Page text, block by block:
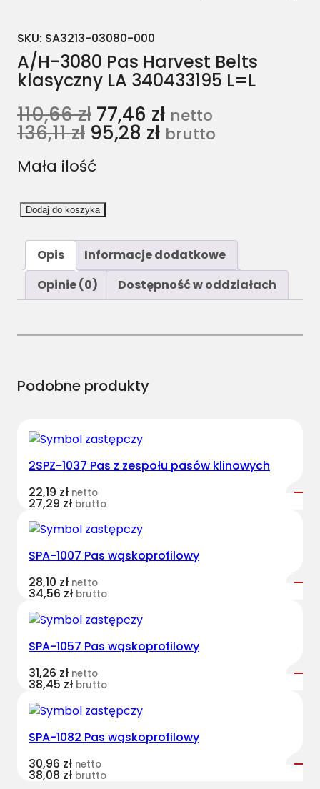
SKU: SA3213-03080-000
A/H-3080 Pas Harvest Belts
klasyczny LA 340433195 L=L
110,66zł 77,46 zł netto
136,11zł 95,28 zł brutto
Mała ilość
A
0
Dodaj do koszyka
Opis
Informacje dodatkowe
Opinie (0)
Dostępność w oddziałach
Podobne produkty
2SPZ-1037 Pas z zespołu pasów klinowych
22,19 zł netto
27,29 zł brutto
SPA-1007 Pas wąskoprofilowy
28,10 zł netto
34,56 zł brutto
SPA-1057 Pas wąskoprofilowy
31,26 zł netto
38,45 zł brutto
SPA-1082 Pas wąskoprofilowy
30,96 zł netto
38,08 zł brutto